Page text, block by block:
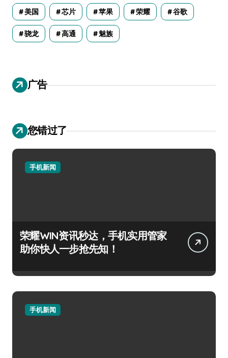
美国 芯片 苹果 荣耀 谷歌
骁龙 高通 魅族
广告
您错过了
手机新闻
荣耀WIN资讯秒达，手机实用管家
助你快人一步抢先知！
手机新闻